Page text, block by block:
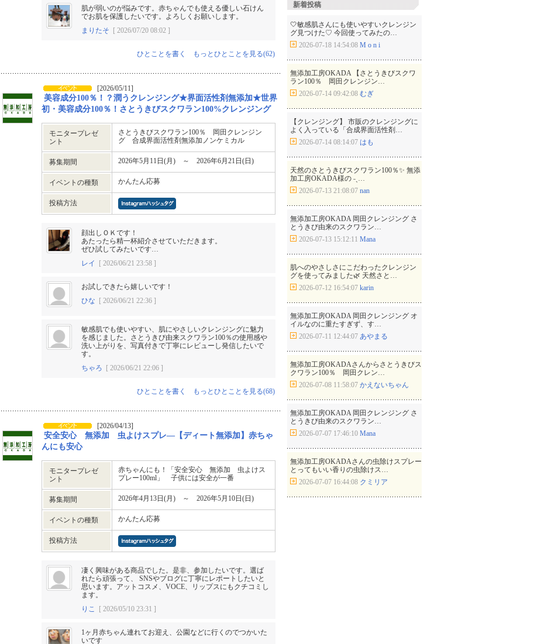
肌が弱いのが悩みです。赤ちゃんでも使える優しい石けん
でお肌を保護したいです。よろしくお願いします。
まりたそ [ 2026/07/20 08:02 ]
ひとことを書く もっとひとことを見る(62)
[2026/05/11]
美容成分100％！？潤うクレンジング★界面活性剤無添加★世界
初・美容成分100％！さとうきびスクワラン100%クレンジング
モニタープレゼ
ント
さとうきびスクワラン100％ 岡田クレンジン
グ 合成界面活性剤無添加ノンケミカル
募集期間 2026年5月11日(月) ～ 2026年6月21日(日)
イベントの種類 かんたん応募
投稿方法
顔出しＯＫです！
あたったら精一杯紹介させていただきます。
ぜひ試してみたいです…
レイ
[ 2026/06/21 23:58 ]
お試しできたら嬉しいです！
ひな [ 2026/06/21 22:36 ]
敏感肌でも使いやすい、肌にやさしいクレンジングに魅力
を感じました。さとうきび由来スクワラン100％の使用感や
洗い上がりを、写真付きで丁寧にレビューし発信したいで
す。
ちゃろ [ 2026/06/21 22:06 ]
ひとことを書く もっとひとことを見る(68)
[2026/04/13]
安全安心 無添加 虫よけスプレ―【ディート無添加】赤ちゃ
んにも安心
モニタープレゼ
ント
赤ちゃんにも！「安全安心 無添加 虫よけス
プレー100ml」 子供には安全が一番
募集期間 2026年4月13日(月) ～ 2026年5月10日(日)
イベントの種類 かんたん応募
投稿方法
凄く興味がある商品でした。是非、参加したいです。選ば
れたら頑張って、 SNSやブログに丁寧にレポートしたいと
思います。アットコスメ、VOCE、リップスにもクチコミし
ます。
りこ
[ 2026/05/10 23:31 ]
1ヶ月赤ちゃん連れてお迎え、公園などに行くのでつかいた
いです
新着投稿
🤍敏感肌さんにも使いやすいクレンジン
グ見つけた♡ 今回使ってみたの…
2026-07-18 14:54:08 M o n i
無添加工房OKADA 【さとうきびスクワ
ラン100％ 岡田クレンジン…
2026-07-14 09:42:08 むぎ
【クレンジング】 市販のクレンジングに
よく入っている「合成界面活性剤…
2026-07-14 08:14:07 はも
天然のさとうきびスクワラン100％✨ 無添
加工房OKADA様の ˗ˏ…
2026-07-13 21:08:07 nan
無添加工房OKADA 岡田クレンジング さ
とうきび由来のスクワラン…
2026-07-13 15:12:11 Mana
肌へのやさしさにこだわったクレンジン
グを使ってみました🌿 天然さと…
2026-07-12 16:54:07 karin
無添加工房OKADA 岡田クレンジング オ
イルなのに重たすぎず、す…
2026-07-11 12:44:07 あやまる
無添加工房OKADAさんからさとうきびス
クワラン100％ 岡田クレン…
2026-07-08 11:58:07 かえないちゃん
無添加工房OKADA 岡田クレンジング さ
とうきび由来のスクワラン…
2026-07-07 17:46:10 Mana
無添加工房OKADAさんの虫除けスプレー
とってもいい香りの虫除けス…
2026-07-07 16:44:08 クミリア